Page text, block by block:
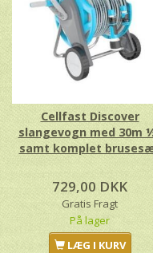
Cellfast Discover
slangevogn med 30m
samt komplet
729,00 DKK
Gratis Fragt
På lager
LÆG I KURV